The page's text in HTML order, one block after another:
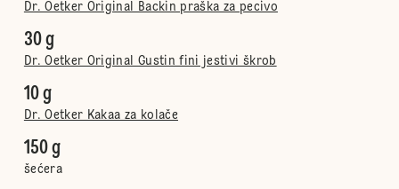
Dr. Oetker Original Backin praška za pecivo
30 g
Dr. Oetker Original Gustin fini jestivi škrob
10 g
Dr. Oetker Kakaa za kolače
150 g
šećera